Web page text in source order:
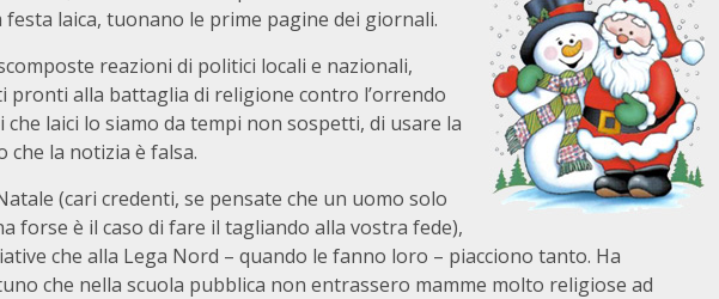
laica, tuonano le prime pagine dei giornali.
reazioni di politici locali e nazionali,
pronti alla battaglia di religione contro l’orrendo
laici lo siamo da tempi non sospetti, di usare la
che la notizia è falsa.
(cari credenti, se pensate che un uomo solo
forse è il caso di fare il tagliando alla vostra fede),
che alla Lega Nord – quando le fanno loro – piacciono tanto. Ha
che nella scuola pubblica non entrassero mamme molto religiose ad